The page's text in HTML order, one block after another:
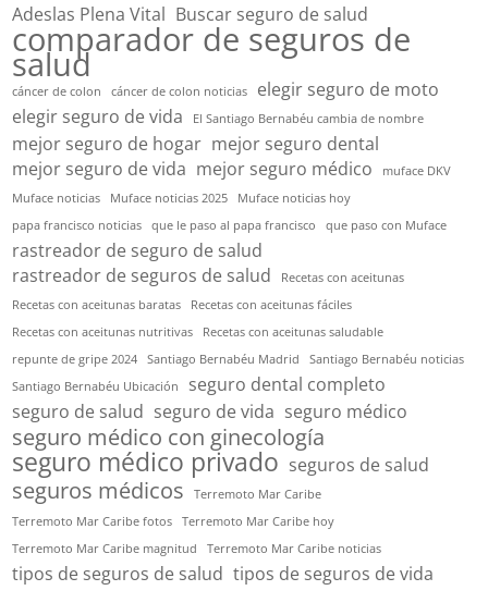
Adeslas Plena Vital Buscar seguro de salud
comparador de seguros de
salud
cáncer de colon cáncer de colon noticias
elegir seguro de moto
elegir seguro de vida
El Santiago Bernabéu cambia de nombre
mejor seguro de hogar mejor seguro dental
mejor seguro de vida mejor seguro médico
muface DKV
Muface noticias
Muface noticias 2025
Muface noticias hoy
papa francisco noticias
que le paso al papa francisco que paso con Muface
rastreador de seguro de salud
rastreador de seguros de salud
Recetas con aceitunas
Recetas con aceitunas baratas
Recetas con aceitunas fáciles
Recetas con aceitunas nutritivas
Recetas con aceitunas saludable
repunte de gripe 2024
Santiago Bernabéu Madrid
Santiago Bernabéu noticias
Santiago Bernabéu Ubicación
seguro dental completo
seguro de salud seguro de vida seguro médico
seguro médico con ginecología
seguro médico privado seguros de salud
seguros médicos
Terremoto Mar Caribe
Terremoto Mar Caribe fotos
Terremoto Mar Caribe hoy
Terremoto Mar Caribe magnitud
Terremoto Mar Caribe noticias
tipos de seguros de salud tipos de seguros de vida